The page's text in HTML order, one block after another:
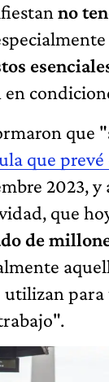
no
en
que
que prevé
2023,
que
de
utilizan para